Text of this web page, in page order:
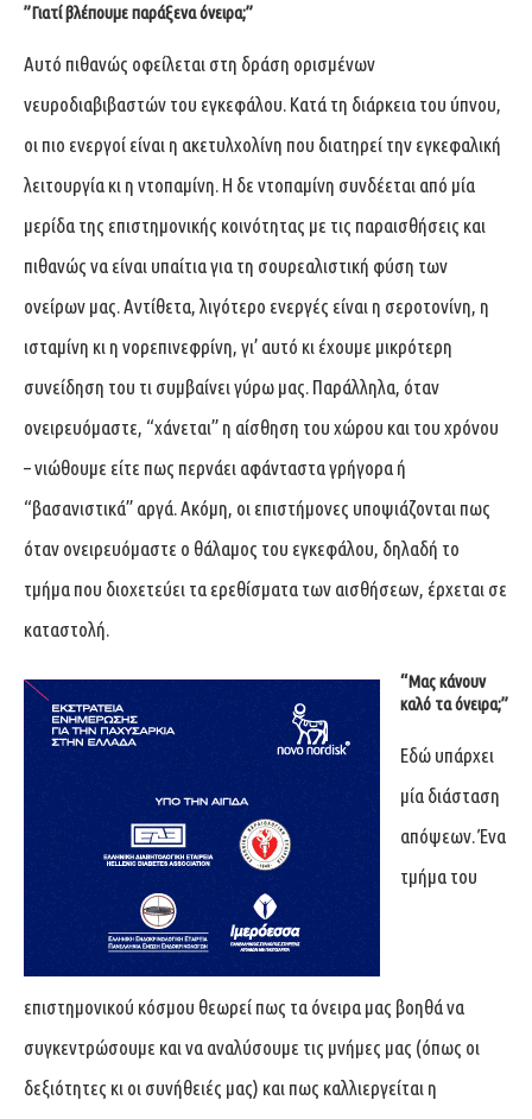
”Γιατί βλέπουμε παράξενα όνειρα;”
Αυτό πιθανώς οφείλεται στη δράση ορισμένων
νευροδιαβιβαστών του εγκεφάλου. Κατά τη διάρκεια του ύπνου,
οι πιο ενεργοί είναι η ακετυλχολίνη που διατηρεί την εγκεφαλική
λειτουργία κι η ντοπαμίνη. Η δε ντοπαμίνη συνδέεται από μία
μερίδα της επιστημονικής κοινότητας με τις παραισθήσεις και
πιθανώς να είναι υπαίτια για τη σουρεαλιστική φύση των
ονείρων μας. Αντίθετα, λιγότερο ενεργές είναι η σεροτονίνη, η
ισταμίνη κι η νορεπινεφρίνη, γι’ αυτό κι έχουμε μικρότερη
συνείδηση του τι συμβαίνει γύρω μας. Παράλληλα, όταν
ονειρευόμαστε, “χάνεται” η αίσθηση του χώρου και του χρόνου
– νιώθουμε είτε πως περνάει αφάνταστα γρήγορα ή
“βασανιστικά” αργά. Ακόμη, οι επιστήμονες υποψιάζονται πως
όταν ονειρευόμαστε ο θάλαμος του εγκεφάλου, δηλαδή το
τμήμα που διοχετεύει τα ερεθίσματα των αισθήσεων, έρχεται σε
καταστολή.
“Μας κάνουν
καλό τα όνειρα;”
Εδώ υπάρχει
μία διάσταση
απόψεων. Ένα
τμήμα του
επιστημονικού κόσμου θεωρεί πως τα όνειρα μας βοηθά να
συγκεντρώσουμε και να αναλύσουμε τις μνήμες μας (όπως οι
δεξιότητες κι οι συνήθειές μας) και πως καλλιεργείται η